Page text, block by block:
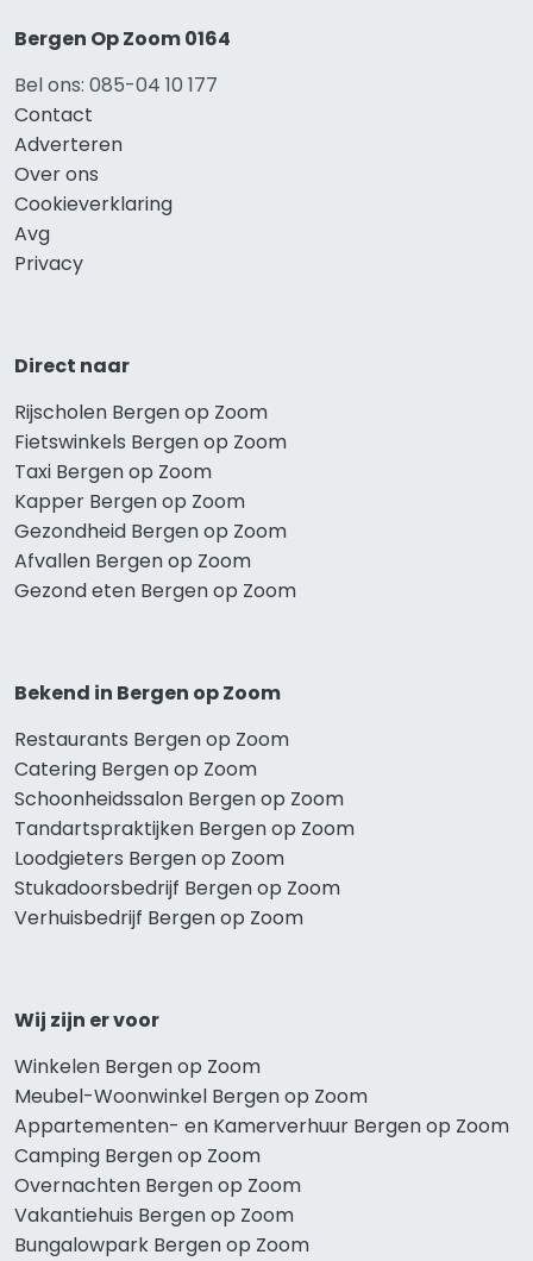
Bergen Op Zoom 0164
Bel ons: 085-04 10 177
Contact
Adverteren
Over ons
Cookieverklaring
Avg
Privacy
Direct naar
Rijscholen Bergen op Zoom
Fietswinkels Bergen op Zoom
Taxi Bergen op Zoom
Kapper Bergen op Zoom
Gezondheid Bergen op Zoom
Afvallen Bergen op Zoom
Gezond eten Bergen op Zoom
Bekend in Bergen op Zoom
Restaurants Bergen op Zoom
Catering Bergen op Zoom
Schoonheidssalon Bergen op Zoom
Tandartspraktijken Bergen op Zoom
Loodgieters Bergen op Zoom
Stukadoorsbedrijf Bergen op Zoom
Verhuisbedrijf Bergen op Zoom
Wij zijn er voor
Winkelen Bergen op Zoom
Meubel-Woonwinkel Bergen op Zoom
Appartementen- en Kamerverhuur Bergen op Zoom
Camping Bergen op Zoom
Overnachten Bergen op Zoom
Vakantiehuis Bergen op Zoom
Bungalowpark Bergen op Zoom